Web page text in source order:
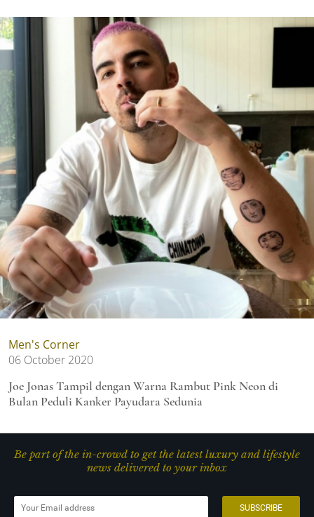
Men's Corner
06 October 2020
Joe Jonas Tampil dengan Warna Rambut Pink Neon di
Bulan Peduli Kanker Payudara Sedunia
Be part of the in-crowd to get the latest luxury and lifestyle
news delivered to your inbox